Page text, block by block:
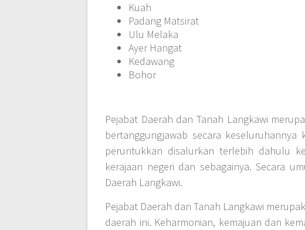
Kuah
Padang Matsirat
Ulu Melaka
Ayer Hangat
Kedawang
Bohor
Pejabat Daerah dan Tanah Langkawi
bertanggungjawab secara
peruntukkan disalurkan terlebih dahulu
kerajaan negeri dan sebagainya. Secara
Daerah Langkawi.
Pejabat Daerah dan Tanah Langkawi
daerah ini. Keharmonian, kemajuan dan